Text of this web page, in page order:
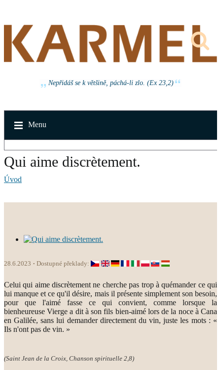
Nepřidáš se k většině, páchá-li zlo. (Ex 23,2)
Menu
Qui aime discrètement.
Úvod
28.6.2023 Dostupné překlady:
Celui qui aime discrètement ne cherche pas trop à quémander ce qui
lui manque et ce qu'il désire, mais il présente simplement son besoin,
pour que l'aimé fasse ce qui convient, comme lorsque la
bienheureuse Vierge a dit à son fils bien-aimé lors de la noce à Cana
en Galilée, sans lui demander directement du vin, juste les mots : «
Ils n'ont pas de vin. »
(Saint Jean de la Croix, Chanson spirituelle 2,8)